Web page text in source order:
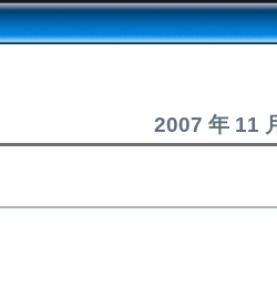
2007 年 11